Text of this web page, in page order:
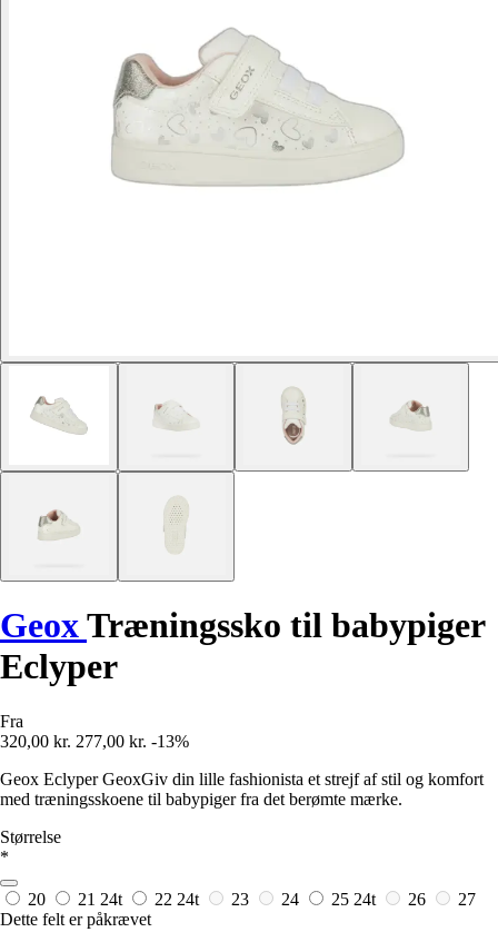
GeoxTræningssko til babypiger
Eclyper
Fra
320,00 kr. 277,00 kr. -13%
Geox Eclyper GeoxGiv din lille fashionista et strejf af stil og komfort
med træningsskoene til babypiger fra det berømte mærke.
Størrelse
*
20 21 24t 22 24t 23 24 25 24t 26
27
Dette felt er påkrævet